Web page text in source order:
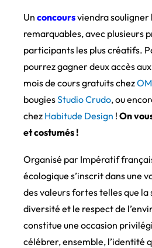
Un concoursviendra souligner
remarquables, avec plusieurs
participants les plus créatifs.
pourrez gagner deux accès
mois de cours gratuits chez
bougiesStudio Crudo,ou
chez Habitude Design ! On
et costumés !
Organisé par Impératif
écologique s’inscrit dans une
des valeurs fortes telles que
diversité et le respect de
constitue une occasion
célébrer, ensemble, l’identité